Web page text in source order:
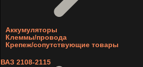
Аккумуляторы
Клеммы/провода
Крепеж/сопутствующие товары
ВАЗ 2108-2115